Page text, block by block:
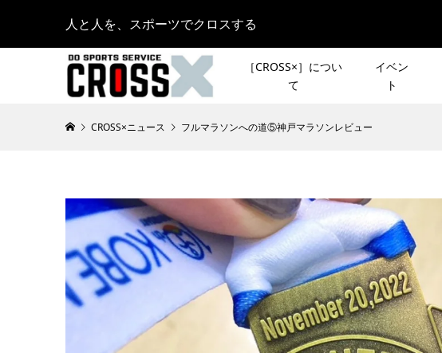
人と人を、スポーツでクロスする
［CROSS×］につい
て
イベン
ト
2022.06.09
[NEWS] 9月のイベント情報
2023.08.28
スト登山」
［夏のシリーズ企画］
OUTDOOR DAY
KAMAKURA
CROSS×ニュース フルマラソンへの道⑤神戸マラソンレビュー